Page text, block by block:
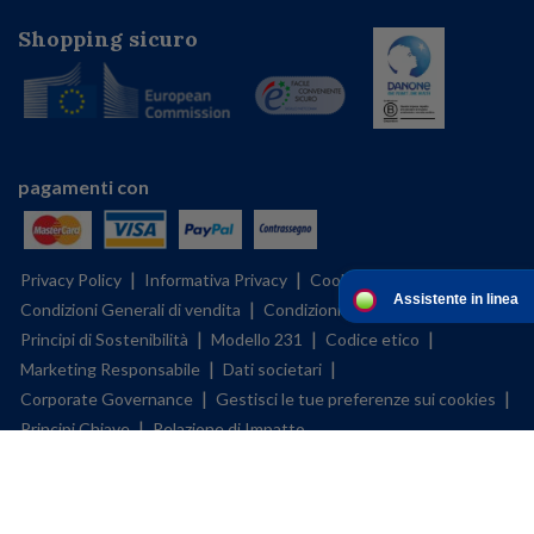
Assistente in linea
Shopping sicuro
pagamenti con
Privacy Policy | Informativa Privacy | Cookies Policy
Condizioni Generali di vendita | Condizioni d'uso | BFMS policy |
Principi di Sostenibilità | Modello 231 | Codice etico |
Marketing Responsabile | Dati societari |
Corporate Governance | Gestisci le tue preferenze sui cookies |
Principi Chiave | Relazione di Impatto